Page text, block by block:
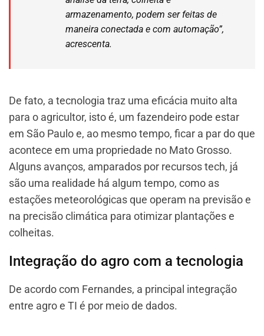
armazenamento, podem ser feitas de
maneira conectada e com automação”,
acrescenta.
De fato, a tecnologia traz uma eficácia muito alta
para o agricultor, isto é, um fazendeiro pode estar
em São Paulo e, ao mesmo tempo, ficar a par do que
acontece em uma propriedade no Mato Grosso.
Alguns avanços, amparados por recursos tech, já
são uma realidade há algum tempo, como as
estações meteorológicas que operam na previsão e
na precisão climática para otimizar plantações e
colheitas.
Integração do agro com a tecnologia
De acordo com Fernandes, a principal integração
entre agro e TI é por meio de dados.